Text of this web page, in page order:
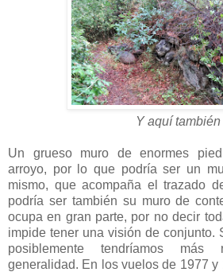
Y aquí también
Un grueso muro de enormes
arroyo, por lo que podría ser un
mismo, que acompaña el trazado
podría ser también su muro de
ocupa en gran parte, por no decir
impide tener una visión de conjunto.
posiblemente tendríamos más
generalidad. En los vuelos de 1977 y